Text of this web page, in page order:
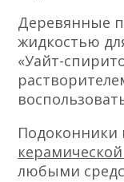
Деревянные
жидкостью
«Уайт-
Подоконники
любыми